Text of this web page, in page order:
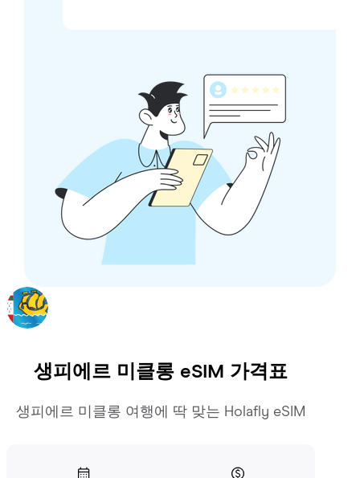
생피에르 미클롱 eSIM 가격표
생피에르 미클롱 여행에 딱 맞는 Holafly eSIM